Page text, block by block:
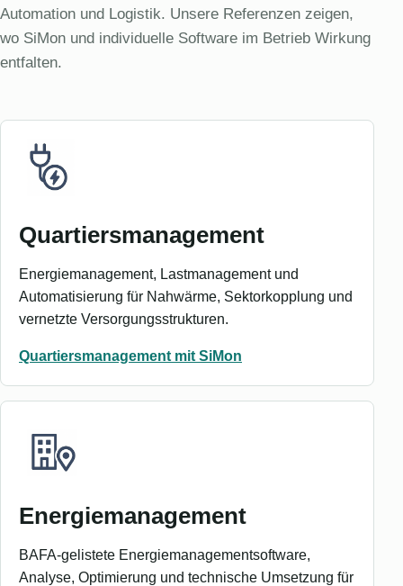
Automation und Logistik. Unsere Referenzen zeigen,
wo SiMon und individuelle Software im Betrieb Wirkung
entfalten.
Quartiersmanagement
Energiemanagement, Lastmanagement und
Automatisierung für Nahwärme, Sektorkopplung und
vernetzte Versorgungsstrukturen.
Quartiersmanagement mit SiMon
Energiemanagement
BAFA-gelistete Energiemanagementsoftware,
Analyse, Optimierung und technische Umsetzung für